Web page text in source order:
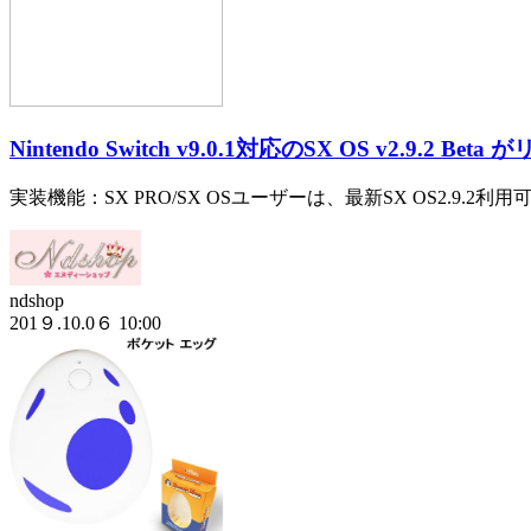
Nintendo Switch v9.0.1対応のSX OS v2.9.2 Beta が
実装機能：SX PRO/SX OSユーザーは、最新SX OS2.9.2利用
ndshop
201９.10.0６ 10:00